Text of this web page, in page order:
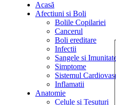
Acasă
Afectiuni si Boli
Bolile Copilariei
Cancerul
Boli ereditare
Infectii
Sangele si
Simptome
Sistemul
Inflamatii
Anatomie
Celule si Tesuturi